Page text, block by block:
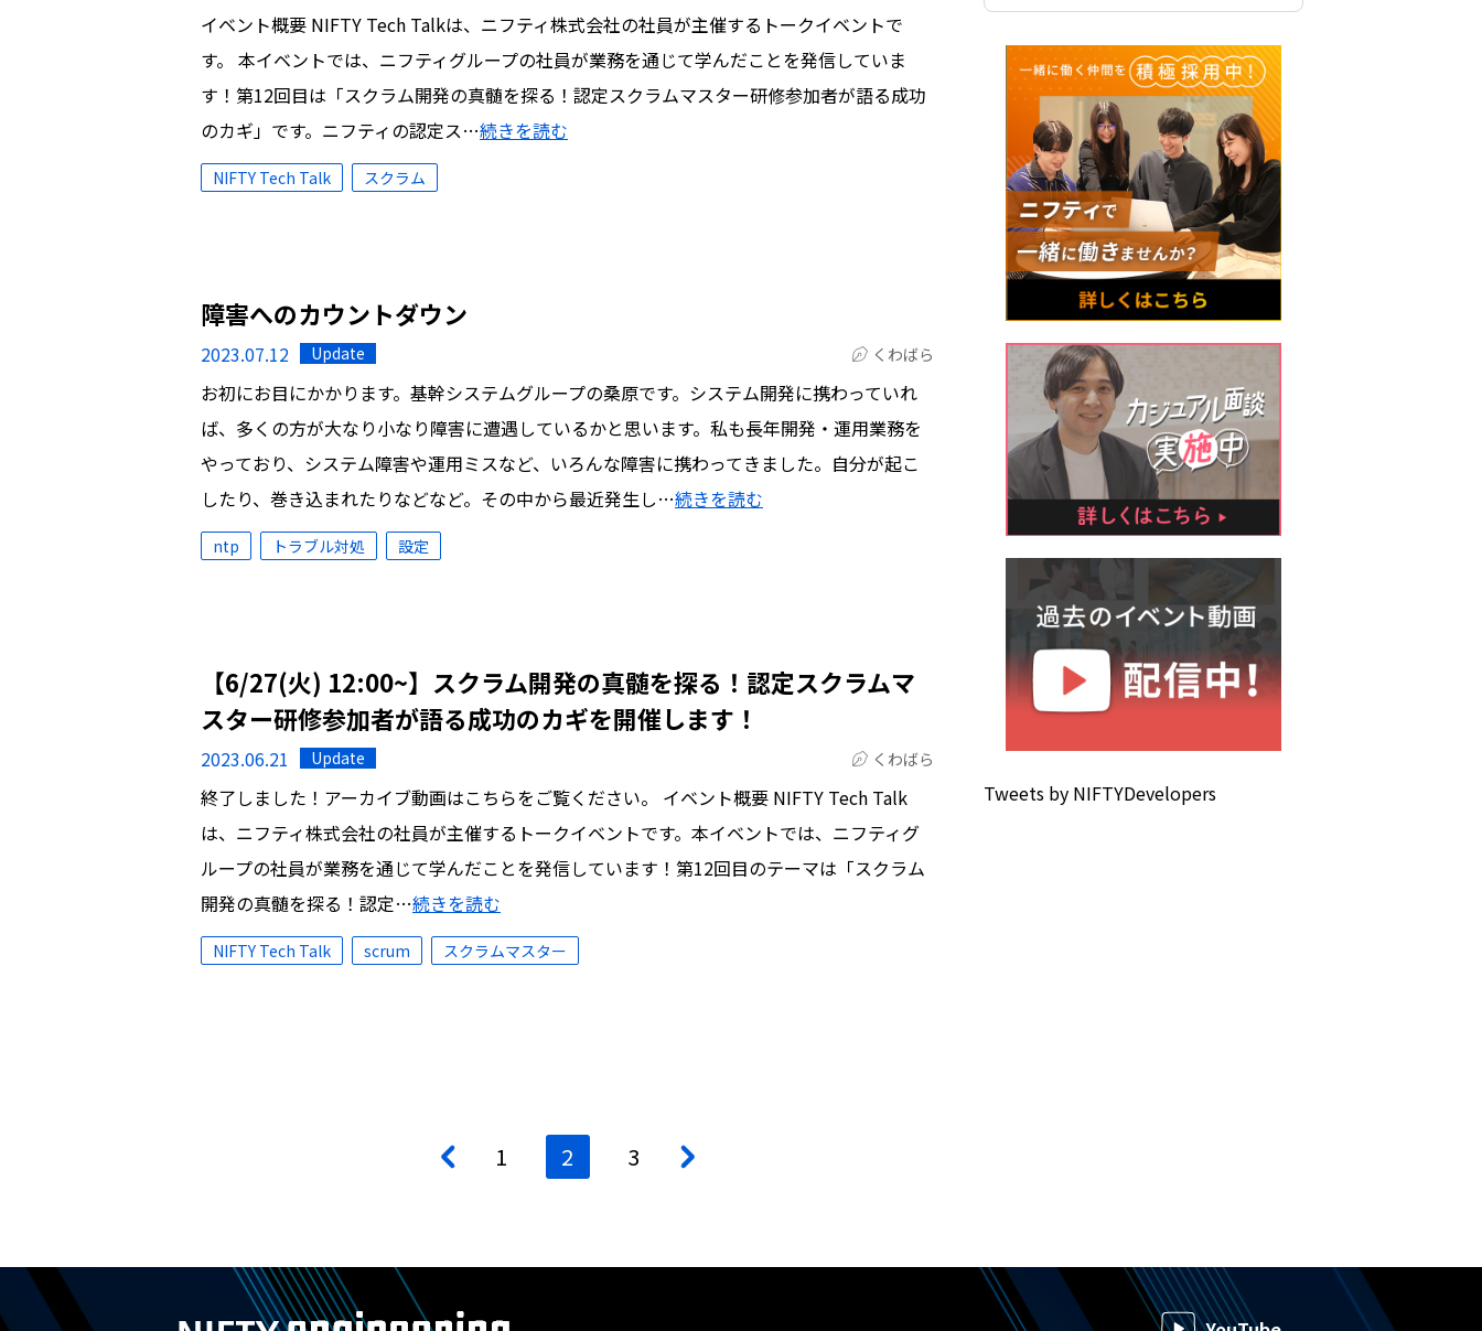
イベント概要 NIFTY Tech Talkは、ニフティ株式会社の社員が主催するトークイベントで
す。 本イベントでは、ニフティグループの社員が業務を通じて学んだことを発信していま
す！第12回目は「スクラム開発の真髄を探る！認定スクラムマスター研修参加者が語る成功
のカギ」です。ニフティの認定ス…続きを読む
NIFTY Tech Talk スクラム
障害へのカウントダウン
2023.07.12 Update くわばら
お初にお目にかかります。基幹システムグループの桑原です。システム開発に携わっていれ
ば、多くの方が大なり小なり障害に遭遇しているかと思います。私も長年開発・運用業務を
やっており、システム障害や運用ミスなど、いろんな障害に携わってきました。自分が起こ
したり、巻き込まれたりなどなど。その中から最近発生し…続きを読む
ntp トラブル対処 設定
【6/27(火) 12:00~】スクラム開発の真髄を探る！認定スクラムマ
スター研修参加者が語る成功のカギを開催します！
2023.06.21 Update くわばら
終了しました！アーカイブ動画はこちらをご覧ください。 イベント概要 NIFTY Tech Talk
は、ニフティ株式会社の社員が主催するトークイベントです。本イベントでは、ニフティグ
ループの社員が業務を通じて学んだことを発信しています！第12回目のテーマは「スクラム
開発の真髄を探る！認定…続きを読む
NIFTY Tech Talk scrum スクラムマスター
ョ
1 2 3
Tweets by NIFTYDevelopers